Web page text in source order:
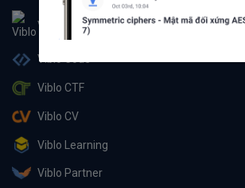
Viblo
Viblo Code
Viblo CTF
Viblo CV
Viblo Learning
Viblo Partner